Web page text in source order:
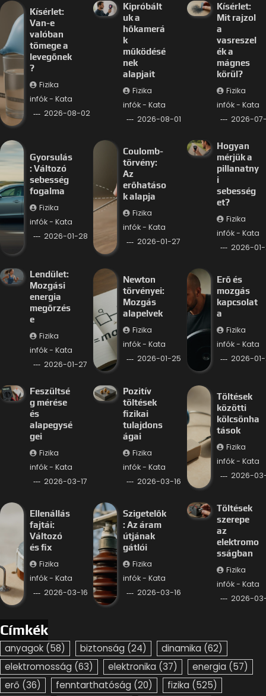
Kísérlet:
Van-e
valóban
tömege a
levegőnek
?
Fizika
infók - Kata
2026-08-02
Kipróbált
uk a
hőkamerá
k
működésé
nek
alapjait
Fizika
infók - Kata
2026-08-01
Kísérlet:
Mit rajzol
a
vasreszel
ék a
mágnes
körül?
Fizika
infók - Kata
2026-
Gyorsulás
: Változó
sebesség
fogalma
Fizika
infók - Kata
2026-01-28
Coulomb-
törvény:
Az
erőhatáso
k alapja
Fizika
infók - Kata
2026-01-27
Hogyan
mérjük a
pillanatny
i
sebesség
et?
Fizika
infók - Kata
2026-
Lendület:
Mozgási
energia
megőrzés
e
Fizika
infók - Kata
2026-01-27
Newton
törvényei:
Mozgás
alapelvek
Fizika
infók - Kata
2026-01-25
Erő és
mozgás
kapcsolat
a
Fizika
infók - Kata
2026-
Feszültsé
g mérése
és
alapegysé
gei
Fizika
infók - Kata
2026-03-17
Pozitív
töltések
fizikai
tulajdons
ágai
Fizika
infók - Kata
2026-03-16
Töltések
közötti
kölcsönha
tások
Fizika
infók - Kata
2026-
Ellenállás
fajtái:
Változó
és fix
Fizika
infók - Kata
2026-03-16
Szigetelők
: Az áram
útjának
gátlói
Fizika
infók - Kata
2026-03-16
Töltések
szerepe
az
elektromo
sságban
Fizika
infók - Kata
2026-
Címkék
anyagok (58) biztonság (24) dinamika (62)
elektromosság (63) elektronika (37) energia (57)
erő (36) fenntarthatóság (20) fizika (525)